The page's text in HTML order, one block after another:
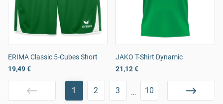
ERIMA Classic 5-Cubes Short
19,49 €
JAKO T-Shirt Dynamic
21,12 €
1 2 3 … 10